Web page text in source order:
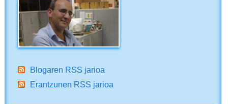
Blogaren RSS jarioa
Erantzunen RSS jarioa